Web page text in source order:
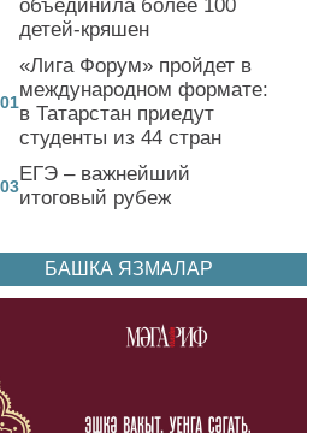
объединила более 100
детей-кряшен
«Лига Форум» пройдет в
международном формате:
в Татарстан приедут
студенты из 44 стран
ЕГЭ – важнейший
итоговый рубеж
БАШКА ЯЗМАЛАР